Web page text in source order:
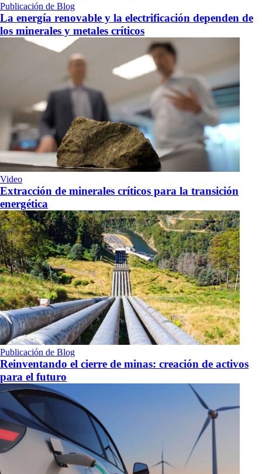
Publicación de Blog
La energía renovable y la electrificación dependen de
los minerales y metales críticos
Video
Extracción de minerales críticos para la transición
energética
Publicación de Blog
Reinventando el cierre de minas: creación de activos
para el futuro